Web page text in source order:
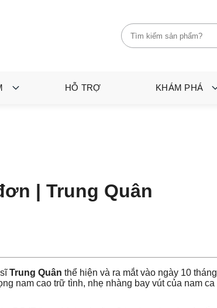
HỖ TRỢ KHÁM PHÁ
| Trung Quân
Trung Quân thể hiện và ra mắt vào ngày 10 tháng
nam cao trữ tình, nhẹ nhàng bay vút của nam ca